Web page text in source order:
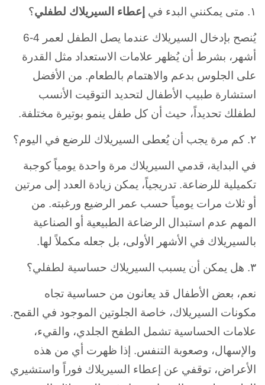
١. متى يمكنني البدء في إعطاء السيريلاك لطفلي؟
يُنصح بإدخال السيريلاك عندما يصل الطفل لعمر 4-6
أشهر، بشرط أن يُظهر علامات الاستعداد مثل القدرة
على الجلوس بدعم والاهتمام بالطعام. من الأفضل
استشارة طبيب الأطفال لتحديد التوقيت الأنسب
لطفلك تحديداً، حيث أن كل طفل ينمو بوتيرة مختلفة.
٢. كم مرة يجب أن يُعطى السيريلاك للرضع في اليوم؟
في البداية، قدمي السيريلاك مرة واحدة يومياً كوجبة
تكميلية للرضاعة. تدريجياً، يمكن زيادة العدد إلى مرتين
أو ثلاث مرات يومياً حسب عمر الرضيع ورغبته. من
المهم عدم استبدال الرضاعة الطبيعية أو الصناعية
بالسيريلاك في الأشهر الأولى، بل جعله مكملاً لها.
٣. هل يمكن أن يسبب السيريلاك حساسية لطفلي؟
نعم، بعض الأطفال قد يعانون من حساسية تجاه
مكونات السيريلاك، خاصة الجلوتين الموجود في القمح.
علامات الحساسية تشمل الطفح الجلدي، والقيء،
والإسهال، وصعوبة التنفس. إذا ظهرت أي من هذه
الأعراض، توقفي عن إعطاء السيريلاك فوراً واستشيري